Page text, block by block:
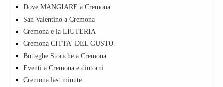
Dove MANGIARE a Cremona
San Valentino a Cremona
Cremona e la LIUTERIA
Cremona CITTA' DEL GUSTO
Botteghe Storiche a Cremona
Eventi a Cremona e dintorni
Cremona last minute